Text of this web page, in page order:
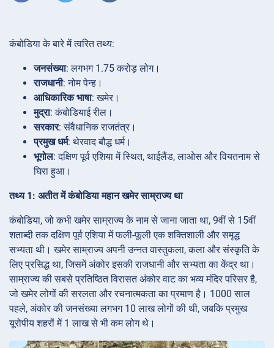
कंबोडिया के बारे में त्वरित तथ्य:
जनसंख्या: लगभग 1.75 करोड़ लोग।
राजधानी: नोम पेन्ह।
आधिकारिक भाषा: खमेर।
मुद्रा: कंबोडियाई रील।
सरकार: संवैधानिक राजतंत्र।
प्रमुख धर्म: थेरवाद बौद्ध धर्म।
भूगोल: दक्षिण पूर्व एशिया में स्थित, थाईलैंड, लाओस और वियतनाम से
घिरा हुआ।
तथ्य 1: अतीत में कंबोडिया महान खमेर साम्राज्य था
कंबोडिया, जो कभी खमेर साम्राज्य के नाम से जाना जाता था, 9वीं से 15वीं
शताब्दी तक दक्षिण पूर्व एशिया में फली-फूली एक शक्तिशाली और समृद्ध
सभ्यता थी। खमेर साम्राज्य अपनी उन्नत वास्तुकला, कला और संस्कृति के
लिए प्रसिद्ध था, जिसमें अंकोर इसकी राजधानी और सभ्यता का केंद्र था।
साम्राज्य की सबसे प्रतिष्ठित विरासत अंकोर वाट का भव्य मंदिर परिसर है,
जो खमेर लोगों की सरलता और रचनात्मकता का प्रमाण है। 1000 साल
पहले, अंकोर की जनसंख्या लगभग 10 लाख लोगों की थी, जबकि प्रमुख
यूरोपीय शहरों में 1 लाख से भी कम लोग थे।